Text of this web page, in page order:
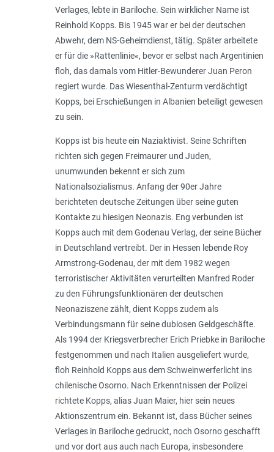
Verlages, lebte in Bariloche. Sein wirklicher Name ist
Reinhold Kopps. Bis 1945 war er bei der deutschen
Abwehr, dem NS-Geheimdienst, tätig. Später arbeitete
er für die »Rattenlinie«, bevor er selbst nach Argentinien
floh, das damals vom Hitler-Bewunderer Juan Peron
regiert wurde. Das Wiesenthal-Zenturm verdächtigt
Kopps, bei Erschießungen in Albanien beteiligt gewesen
zu sein.
Kopps ist bis heute ein Naziaktivist. Seine Schriften
richten sich gegen Freimaurer und Juden,
unumwunden bekennt er sich zum
Nationalsozialismus. Anfang der 90er Jahre
berichteten deutsche Zeitungen über seine guten
Kontakte zu hiesigen Neonazis. Eng verbunden ist
Kopps auch mit dem Godenau Verlag, der seine Bücher
in Deutschland vertreibt. Der in Hessen lebende Roy
Armstrong-Godenau, der mit dem 1982 wegen
terroristischer Aktivitäten verurteilten Manfred Roder
zu den Führungsfunktionären der deutschen
Neonaziszene zählt, dient Kopps zudem als
Verbindungsmann für seine dubiosen Geldgeschäfte.
Als 1994 der Kriegsverbrecher Erich Priebke in Bariloche
festgenommen und nach Italien ausgeliefert wurde,
floh Reinhold Kopps aus dem Schweinwerferlicht ins
chilenische Osorno. Nach Erkenntnissen der Polizei
richtete Kopps, alias Juan Maier, hier sein neues
Aktionszentrum ein. Bekannt ist, dass Bücher seines
Verlages in Bariloche gedruckt, noch Osorno geschafft
und vor dort aus auch nach Europa, insbesondere